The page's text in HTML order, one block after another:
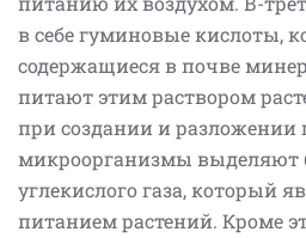
в себе гуминовые кислоты,
содержащиеся в почве
питают этим раствором
при создании и разложении
микроорганизмы выделяют
углекислого газа, который
питанием растений. Кроме